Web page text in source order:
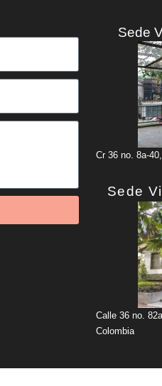
Sede
Cr 36 no. 8a-
Sede
Calle 36 no.
Colombia